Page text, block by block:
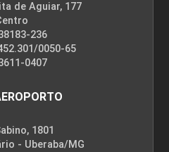
de Aguiar, 177
236
0050-65
0407
1801
- Uberaba/MG